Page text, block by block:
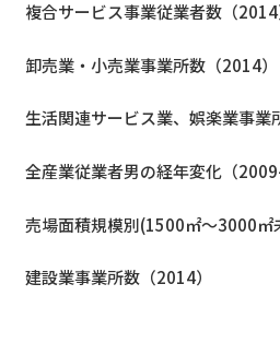
複合サービス事業従業者数（2014
卸売業・小売業事業所数（2014）
生活関連サービス業、娯楽業事業
全産業従業者男の経年変化（
売場面積規模別(1500㎡～3000㎡
建設業事業所数（2014）